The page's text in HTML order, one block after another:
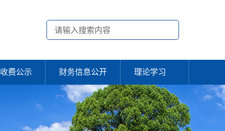
收费公示 财务信息公开 理论学习